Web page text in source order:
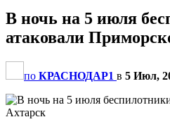
В ночь на 5 июля
атаковали
по КРАСНОДАР1 в 5 Июл,